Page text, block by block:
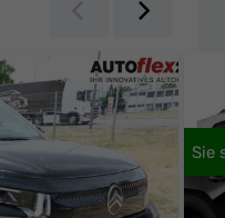
Zurück